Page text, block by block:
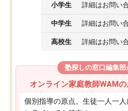
小学生 詳細はお問い
中学生 詳細はお問い
高校生 詳細はお問い
塾探しの窓口編集部
オンライン家庭教師WAM
個別指導の原点。生徒一人一